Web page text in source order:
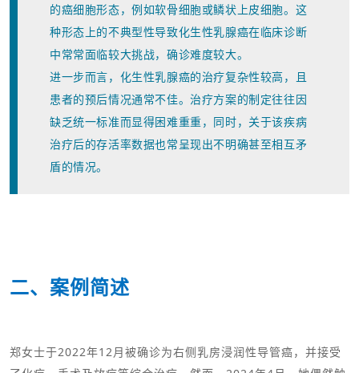
的癌细胞形态，例如软骨细胞或鳞状上皮细胞。这
种形态上的不典型性导致化生性乳腺癌在临床诊断
中常常面临较大挑战，确诊难度较大。
进一步而言，化生性乳腺癌的治疗复杂性较高，且
患者的预后情况通常不佳。治疗方案的制定往往因
缺乏统一标准而显得困难重重，同时，关于该疾病
治疗后的存活率数据也常呈现出不明确甚至相互矛
盾的情况。
二、案例简述
郑女士于2022年12月被确诊为右侧乳房浸润性导管癌，并接受